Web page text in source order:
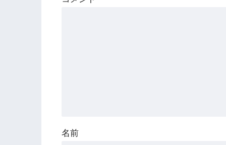
名前